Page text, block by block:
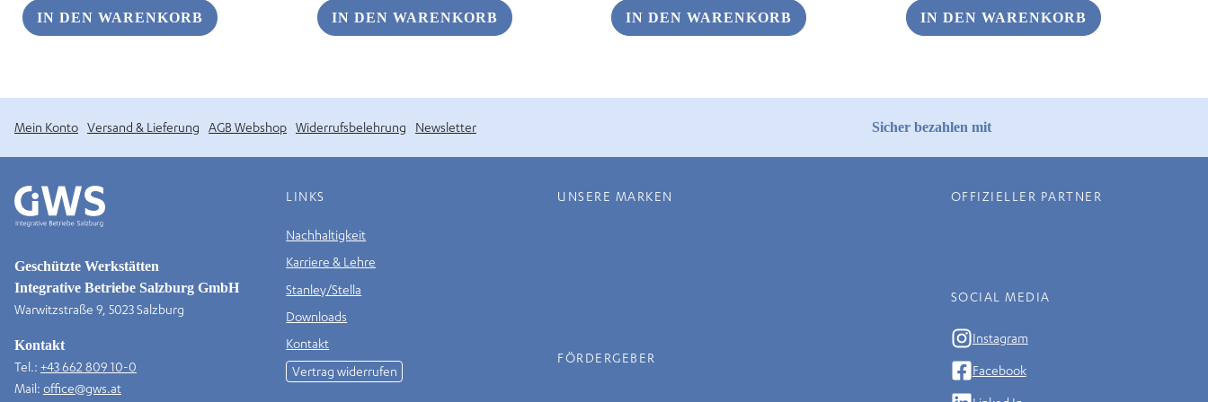
IN DEN WARENKORB
€ 3,91€ 1,96.
IN DEN WARENKORB IN DEN WARENKORB
war:
€ 4,90
ist:
€ 2,45.
IN DEN WARENKORB
Mein Konto Versand & Lieferung AGB Webshop Widerrufsbelehrung Newsletter Sicher bezahlen mit
Geschützte Werkstätten
Integrative Betriebe Salzburg GmbH
Warwitzstraße 9, 5023 Salzburg
Kontakt
Tel.: +43 662 809 10-0
Mail: office@gws.at
LINKS
Nachhaltigkeit
Karriere & Lehre
Stanley/Stella
Downloads
Kontakt
Vertrag widerrufen
UNSERE MARKEN
FÖRDERGEBER
OFFIZIELLER PARTNER
SOCIAL MEDIA
Instagram
Facebook